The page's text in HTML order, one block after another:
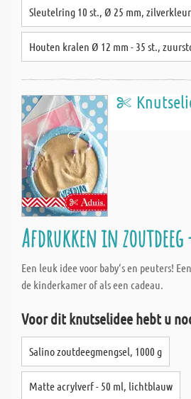
Sleutelring 10 st., Ø 25 mm,
Houten kralen Ø 12 mm - 35 st.,
Afdrukken in
Een leuk idee voor baby‘s en peuters!
de kinderkamer of als een cadeau.
Voor dit knutselidee hebt u
Salino zoutdeegmengsel, 1000 g
Matte acrylverf - 50 ml, lichtblauw